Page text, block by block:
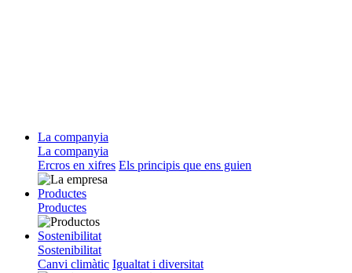
La companyia
La companyia
Ercros en xifres Els principis que ens guien
Productes
Productes
Sostenibilitat
Sostenibilitat
Canvi climàtic Igualtat i diversitat